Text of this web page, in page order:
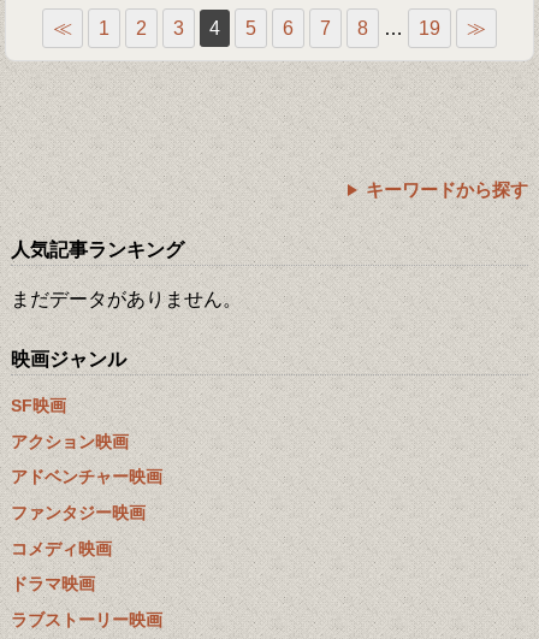
≪ 1 2 3 4 5 6 7 8 … 19 ≫
キーワードから探す
人気記事ランキング
まだデータがありません。
映画ジャンル
SF映画
アクション映画
アドベンチャー映画
ファンタジー映画
コメディ映画
ドラマ映画
ラブストーリー映画